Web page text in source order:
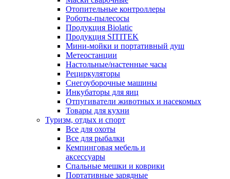
Отопительные контроллеры
Роботы-пылесосы
Продукция Biolatic
Продукция SITITEK
Мини-мойки и портативный душ
Метеостанции
Настольные/настенные часы
Рециркуляторы
Снегоуборочные машины
Инкубаторы для яиц
Отпугиватели животных и насекомых
Товары для кухни
Туризм, отдых и спорт
Все для охоты
Все для рыбалки
Кемпинговая мебель и
аксессуары
Спальные мешки и коврики
Портативные зарядные